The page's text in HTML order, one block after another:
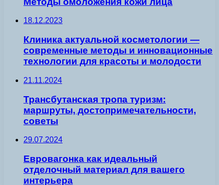
18.12.2023
Клиника актуальной косметологии —
современные методы и инновационные
технологии для красоты и молодости
21.11.2024
Трансбутанская тропа туризм:
маршруты, достопримечательности,
советы
29.07.2024
Евровагонка как идеальный
отделочный материал для вашего
интерьера